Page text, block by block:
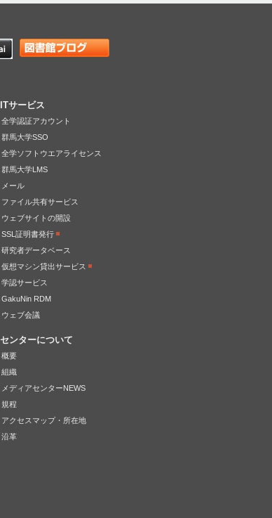
ITサービス
全学認証アカウント
群馬大学SSO
全学ソフトウエアライセンス
群馬大学LMS
メール
ファイル共有サービス
ウェブサイトの開設
SSL証明書発行
研究者データベース
仮想マシン貸出サービス
学認サービス
GakuNin RDM
ウェブ会議
センターについて
概要
組織
メディアセンターNEWS
規程
アクセスマップ・所在地
沿革